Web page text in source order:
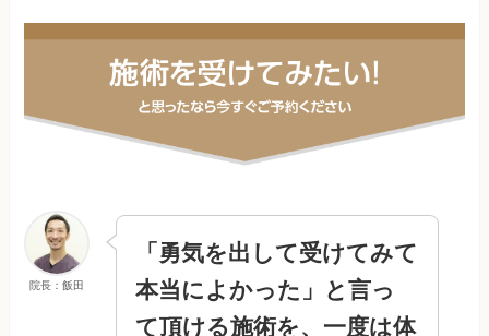
院長：飯田
「勇気を出して受けてみて
本当によかった」と言っ
て頂ける施術を、一度は体